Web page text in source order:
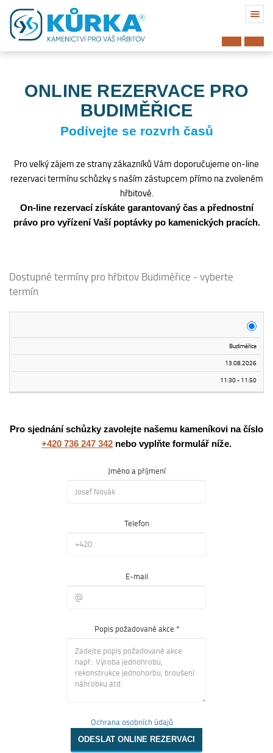
ONLINE REZERVACE PRO
BUDIMĚŘICE
Podívejte se rozvrh časů
Pro velký zájem ze strany zákazníků Vám doporučujeme on-line
rezervaci termínu schůzky s naším zástupcem přímo na zvoleném
hřbitově.
On-line rezervací získáte garantovaný čas a přednostní
právo pro vyřízení Vaší poptávky po kamenických pracích.
Dostupné termíny pro hřbitov Budiměřice - vyberte
termín
Budiměřice
13.08.2026
11:30 - 11:50
Pro sjednání schůzky zavolejte našemu kameníkovi na číslo
+420 736 247 342 nebo vyplňte formulář níže.
Jméno a příjmení
Telefon
E-mail
Popis požadované akce *
Ochrana osobních údajů
ODESLAT ONLINE REZERVACI